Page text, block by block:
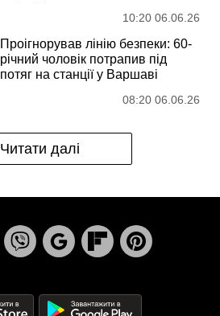
10:20 06.06.26
Проігнорував лінію безпеки: 60-
річний чоловік потрапив під
потяг на станції у Варшаві
08:20 06.06.26
Читати далі